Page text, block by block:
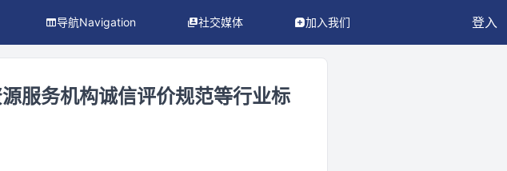
导航Navigation 社交媒体 加入我们 登入
服务机构诚信评价规范等行业标